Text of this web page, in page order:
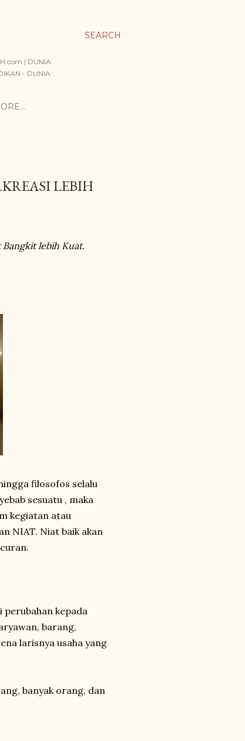
SEARCH
| DUNIA
- DUNIA
LEBIH
lebih Kuat.
filosofos selalu
sesuatu , maka
kegiatan atau
NIAT. Niat baik akan
perubahan kepada
barang,
larisnya usaha yang
banyak orang, dan